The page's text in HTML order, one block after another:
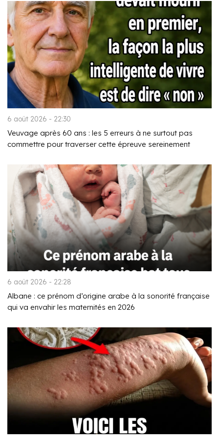
6 août 2026 - 22:30
Veuvage après 60 ans : les 5 erreurs à ne surtout pas
commettre pour traverser cette épreuve sereinement
6 août 2026 - 22:28
Albane : ce prénom d’origine arabe à la sonorité française
qui va envahir les maternités en 2026